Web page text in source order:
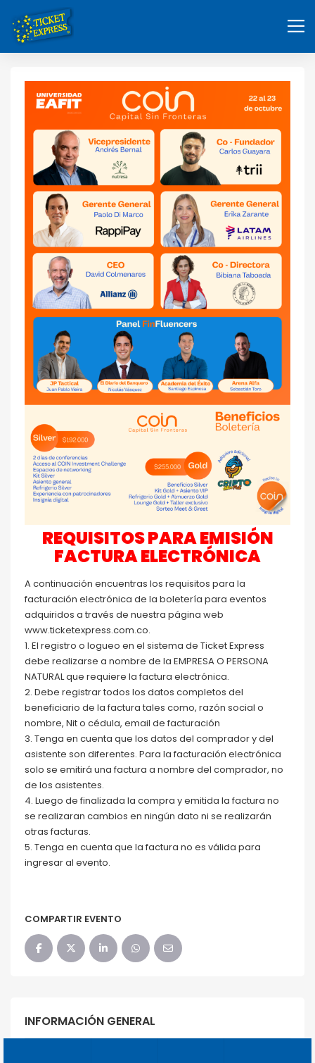
REQUISITOS PARA EMISIÓN
FACTURA ELECTRÓNICA
A continuación encuentras los requisitos para la
facturación electrónica de la boletería para eventos
adquiridos a través de nuestra página web
www.ticketexpress.com.co.
1.⁠ ⁠El registro o logueo en el sistema de Ticket Express
debe realizarse a nombre de la EMPRESA O PERSONA
NATURAL que requiere la factura electrónica.
2.⁠ ⁠Debe registrar todos los datos completos del
beneficiario de la factura tales como, razón social o
nombre, Nit o cédula, email de facturación
3.⁠ ⁠Tenga en cuenta que los datos del comprador y del
asistente son diferentes. Para la facturación electrónica
solo se emitirá una factura a nombre del comprador, no
de los asistentes.
4.⁠ ⁠Luego de finalizada la compra y emitida la factura no
se realizaran cambios en ningún dato ni se realizarán
otras facturas.
5.⁠ ⁠Tenga en cuenta que la factura no es válida para
ingresar al evento.
COMPARTIR EVENTO
INFORMACIÓN GENERAL